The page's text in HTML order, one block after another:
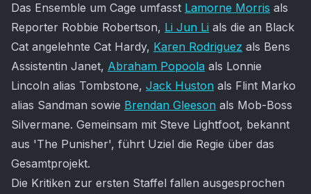
Das Ensemble um Cage umfasst Lamorne Morris als
Reporter Robbie Robertson, Li Jun Li als die an Black
Cat angelehnte Cat Hardy, Karen Rodriguez als Bens
Assistentin Janet, Abraham Popoola als Lonnie
Lincoln alias Tombstone, Jack Huston als Flint Marko
alias Sandman sowie Brendan Gleeson als Mob-Boss
Silvermane. Gemeinsam mit Steve Lightfoot, bekannt
aus 'The Punisher', führt Uziel die Regie über das
Gesamtprojekt.
Die Kritiken zur ersten Staffel fallen ausgesprochen